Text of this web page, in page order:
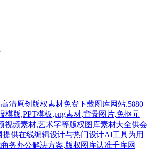
清原创版权素材免费下载图库网站,5880
模版,PPT模板,png素材,背景图片,免抠元
视频素材,艺术字等版权图库素材大全供会
提供在线编辑设计与热门设计AI工具为用
务办公解决方案,版权图库认准千库网